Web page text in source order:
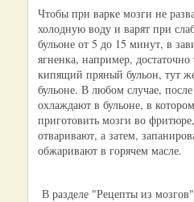
Чтобы при варке мозги не
холодную воду и варят при
бульоне от 5 до 15 минут, в
ягненка, например,
кипящий пряный бульон, тут
бульоне. В любом случае,
охлаждают в бульоне, в
приготовить мозги во
отваривают, а затем,
обжаривают в горячем масле.
В разделе "Рецепты из